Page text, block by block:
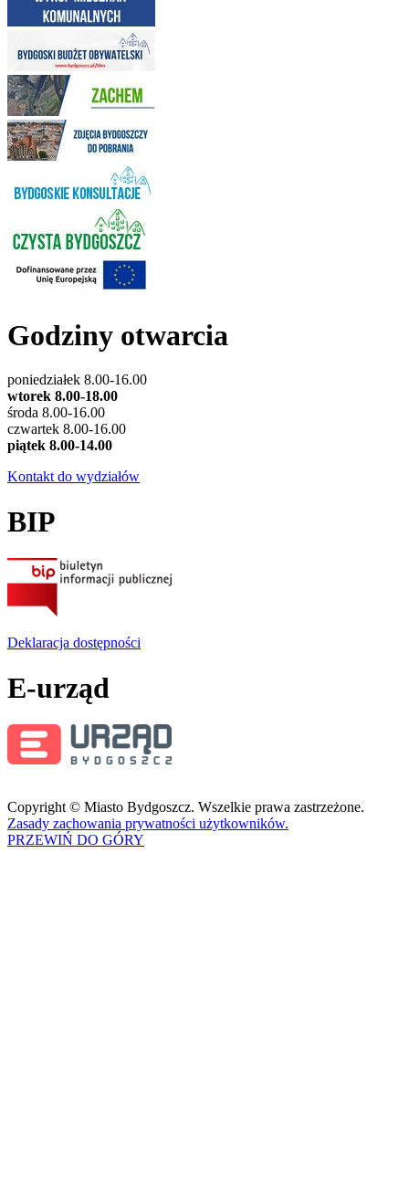
Godziny otwarcia
poniedziałek 8.00-16.00
wtorek 8.00-18.00
środa 8.00-16.00
czwartek 8.00-16.00
piątek 8.00-14.00
Kontakt do wydziałów
BIP
Deklaracja dostępności
E-urząd
Copyright © Miasto Bydgoszcz. Wszelkie prawa zastrzeżone.
Zasady zachowania prywatności użytkowników.
PRZEWIŃ DO GÓRY